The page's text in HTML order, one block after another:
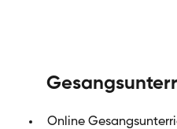
Online